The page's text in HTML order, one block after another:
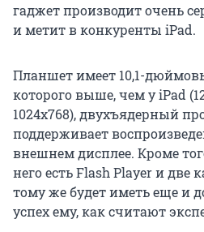
гаджет производит очень
и метит в конкуренты iPad.
Планшет имеет 10,1-
которого выше, чем у iPad
1024х768), двухъядерный
поддерживает
внешнем дисплее. Кроме
него есть Flash Player и две
тому же будет иметь еще и
успех ему, как считают